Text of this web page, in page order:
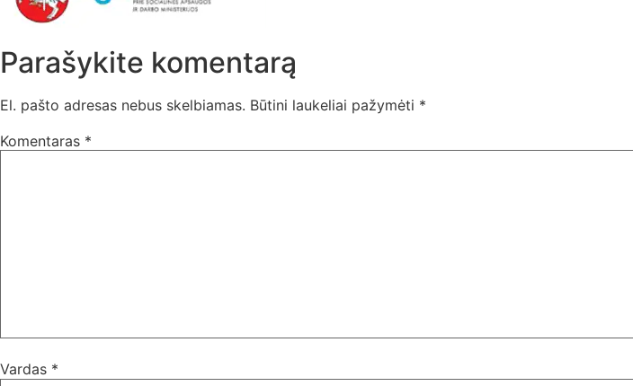
Parašykite komentarą
El. pašto adresas nebus skelbiamas. Būtini laukeliai pažymėti *
Komentaras *
Vardas *